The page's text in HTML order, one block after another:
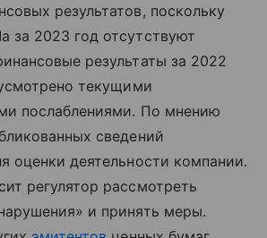
результатов, поскольку
2023 год отсутствуют
результаты за 2022
текущими
послаблениями. По мнению
сведений
оценки деятельности компании.
регулятор рассмотреть
и принять меры.